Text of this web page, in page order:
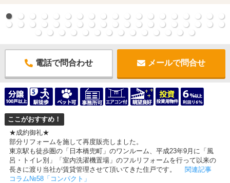
電話で問合わせ メールで問合せ
ここがおすすめ！
★成約御礼★
部分リフォームを施して再度販売しました。
東京駅も徒歩圏の「日本橋兜町」のワンルーム、平成23年9月に「風
呂・トイレ別」「室内洗濯機置場」のフルリフォームを行って以来の
長きに渡り当社が賃貸管理させて頂いてきた住戸です。 関連記事
コラム№58「コンパクト」